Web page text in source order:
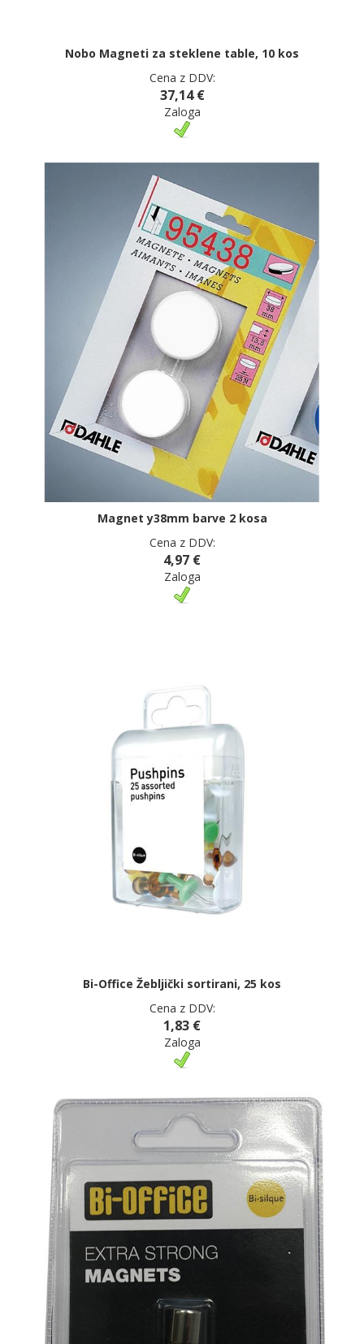
Nobo Magneti za steklene table, 10 kos
Cena z DDV:
37,14 €
Zaloga
Magnet y38mm barve 2 kosa
Cena z DDV:
4,97 €
Zaloga
Bi-Office Žebljički sortirani, 25 kos
Cena z DDV:
1,83 €
Zaloga